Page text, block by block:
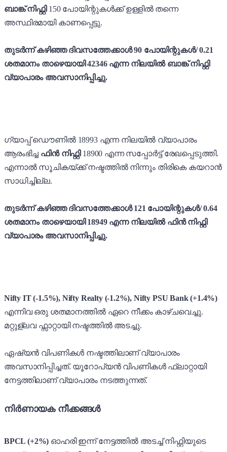
ബാങ്ക് നിഫ്റ്റി 150 പോയിന്റുകൾക്ക് ഉള്ളിൽ തന്നെ
അസ്ഥിരമായി കാണപ്പെട്ടു.
തുടർന്ന് കഴിഞ്ഞ ദിവസത്തേക്കാൾ 90 പോയിന്റുകൾ/ 0.21
ശതമാനം താഴെയായി 42346 എന്ന നിലയിൽ ബാങ്ക് നിഫ്റ്റി
വ്യാപാരം അവസാനിപ്പിച്ചു.
ഗ്യാപ്പ് ഡൌണിൽ 18993 എന്ന നിലയിൽ വ്യാപാരം
ആരംഭിച്ച ഫിൻ നിഫ്റ്റി 18900 എന്ന സപ്പോർട്ട് രേഖപ്പെടുത്തി.
എന്നാൽ സൂചികയ്ക്ക് നഷ്ടത്തിൽ നിന്നും തിരികെ കയറാൻ
സാധിച്ചില്ല.
തുടർന്ന് കഴിഞ്ഞ ദിവസത്തേക്കാൾ 121 പോയിന്റുകൾ/ 0.64
ശതമാനം താഴെയായി 18949 എന്ന നിലയിൽ ഫിൻ നിഫ്റ്റി
വ്യാപാരം അവസാനിപ്പിച്ചു.
Nifty IT (-1.5%), Nifty Realty (-1.2%), Nifty PSU Bank (+1.4%)
എന്നിവ ഒരു ശതമാനത്തിൽ ഏറെ നീക്കം കാഴ്ചവെച്ചു.
മറ്റുള്ലവ ഫ്സാറ്റായി നഷ്ടത്തിൽ അടച്ചു.
ഏഷ്യൻ വിപണികൾ നഷ്ടത്തിലാണ് വ്യാപാരം
അവസാനിപ്പിച്ചത്. യൂറോപ്യൻ വിപണികൾ ഫ്ലാറ്റായി
നേട്ടത്തിലാണ് വ്യാപാരം നടത്തുന്നത്.
നിർണായക നീക്കങ്ങൾ
BPCL (+2%) ഓഹരി ഇന്ന് നേട്ടത്തിൽ അടച്ച് നിഫ്റ്റിയുടെ